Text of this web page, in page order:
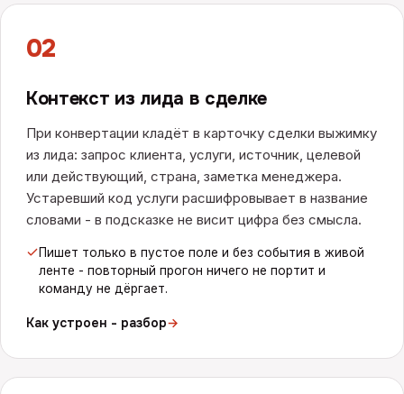
02
Контекст из лида в сделке
При конвертации кладёт в карточку сделки выжимку
из лида: запрос клиента, услуги, источник, целевой
или действующий, страна, заметка менеджера.
Устаревший код услуги расшифровывает в название
словами - в подсказке не висит цифра без смысла.
Пишет только в пустое поле и без события в живой
ленте - повторный прогон ничего не портит и
команду не дёргает.
Как устроен - разбор→